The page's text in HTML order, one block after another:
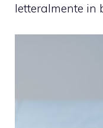
letteralmente in